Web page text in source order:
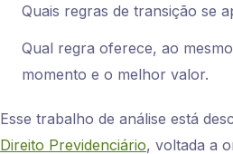
Quais regras de transição se
Qual regra oferece, ao
momento e o melhor valor.
Esse trabalho de análise está
Direito Previdenciário, voltada a